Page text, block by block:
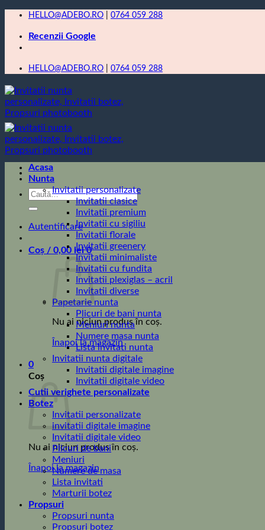
Skip
content
HELLO@ADEBO.RO 0764 059 288
Recenzii Google
HELLO@ADEBO.RO 0764 059 288
Caută
Autentificare
Coș / 0,00 lei 0
Nu ai niciun produs în coș.
Înapoi la magazin
0
Coș
Nu ai niciun produs în coș.
Înapoi la magazin
Acasa
Nunta
Invitatii personalizate
Invitatii clasice
Invitatii premium
Invitatii cu sigiliu
Invitatii florale
Invitatii greenery
Invitatii minimaliste
Invitatii cu fundita
Invitatii plexiglas – acril
Invitatii diverse
Papetarie nunta
Plicuri de bani nunta
Meniuri nunta
Numere masa nunta
Lista invitati nunta
Invitatii nunta digitale
Invitatii digitale imagine
Invitatii digitale video
Cutii verighete personalizate
Botez
Invitatii personalizate
invitatii digitale imagine
Invitatii digitale video
Plicuri de bani
Meniuri
Numere de masa
Lista invitati
Marturii botez
Propsuri
Propsuri nunta
Propsuri botez